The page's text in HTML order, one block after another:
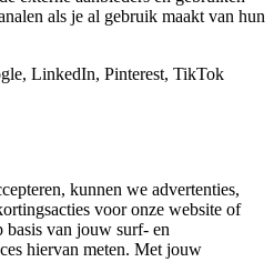
als je al gebruik maakt van hun
LinkedIn, Pinterest, TikTok
kunnen we advertenties,
voor onze website of
basis van jouw surf- en
hiervan meten. Met jouw